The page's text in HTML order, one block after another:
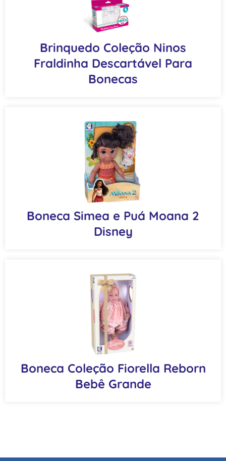
Brinquedo Coleção Ninos
Fraldinha Descartável Para
Bonecas
Boneca Simea e Puá Moana 2
Disney
Boneca Coleção Fiorella Reborn
Bebê Grande